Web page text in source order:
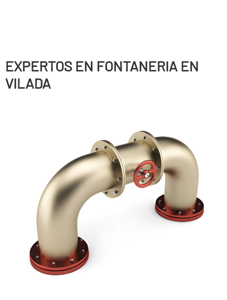
EXPERTOS EN FONTANERIA EN
VILADA